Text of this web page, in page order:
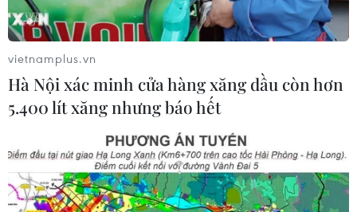
Xem thêm
CƠ QUAN CHỦ QUẢN: THÔNG TẤN XÃ VIỆT NAM
Tổng Biên tập: TRẦN TIẾN DUẨN
Phó Tổng Biên tập: NGUYỄN THỊ TÁM, KHÚC THANH
vietnamplus.vn
Hà Nội xác minh cửa hàng xăng dầu còn hơn
5.400 lít xăng nhưng báo hết